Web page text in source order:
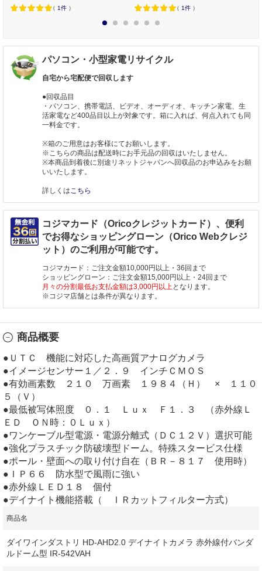
（ 1件 ） （ 1件 ）
パソコン・小型家電リサイクル
自宅から宅配便で回収します
●回収品目
・パソコン、携帯電話、ビデオ、オーディオ、キッチン家電、生
活家電など400品目以上が対象です。箱に入れば、何点入れても同
一料金です。
※箱のご用意はお客様にてお願いします。
※こちらの商品は配送時にお手元品の回収はいたしません。
※本商品到着後に別途リネットジャパンへ回収品のお申込みをお願
いいたします。
詳しくはこちら
コジマカード（Oricoクレジットカード）、便利
でお得なショッピングローン（Orico Webクレジ
ット）のご利用が可能です。
コジマカード：ご注文金額10,000円以上・36回まで
ショッピングローン：ご注文金額15,000円以上・24回まで
月々の分割最低お支払金額は3,000円以上となります。
※コジマ店舗とは条件が異なります。
商品概要
●ＵＴＣ 機能に対応した高画質アナログカメラ
●イメージセンサー１／２．９ インチＣＭＯＳ
●有効画素数 ２１０ 万画素 １９８４（Ｈ） × １１０
５（Ｖ）
●最低被写体照度 ０．１ Ｌｕｘ Ｆ１．３ （赤外線Ｌ
ＥＤ ＯＮ時：０Ｌｕｘ）
●ワンケーブル型電源・電源分離式（ＤＣ１２Ｖ）選択可能
●強化プラスチック防破壊型ドーム。特殊スタービス仕様
●ポール・壁面への取り付け自在（ＢＲ－８１７ 使用時）
●ＩＰ６６ 防水型で風雨に強い
●赤外線ＬＥＤ１８ 個付
●デイナイト機能搭載（ ＩＲカットフィルター方式）
商品名
ダイワインダストリ HD-AHD2.0 デイナイトカメラ 赤外線付バンダ
ルドーム型 IR-542VAH